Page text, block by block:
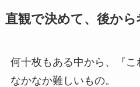
直観で決めて、後から
何十枚もある中から、『
なかなか難しいもの。